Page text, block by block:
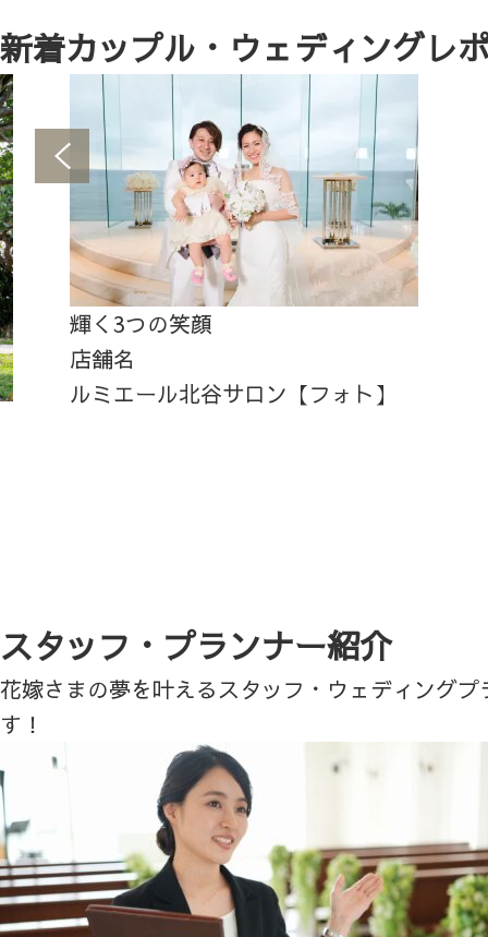
新着カップル・ウェディングレ
輝く3つの笑顔
店舗名
ルミエール北谷サロン【フォト】
スタッフ・プランナー紹介
花嫁さまの夢を叶えるスタッフ・ウェディング
す！